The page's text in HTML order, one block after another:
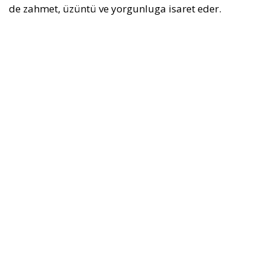
de zahmet, üzüntü ve yorgunluga isaret eder.